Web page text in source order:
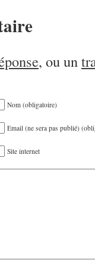
, ou un
Nom (obligatoire)
Email (ne sera pas publié)
Site internet